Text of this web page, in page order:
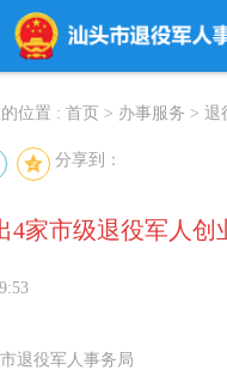
位置 : 首页 > 办事服务 > 退
分享到：
4家市级退役军人创
退役军人事务局